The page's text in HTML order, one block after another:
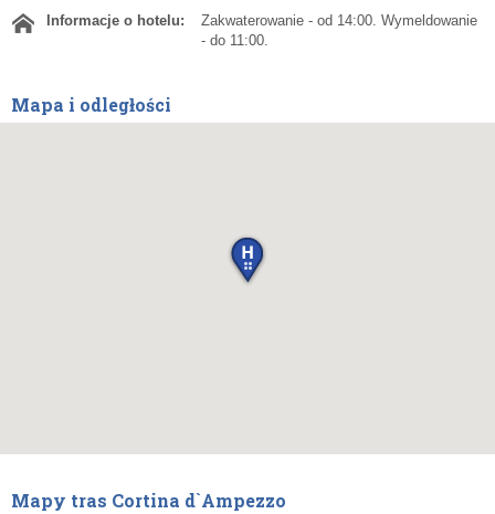
Informacje o hotelu:
Zakwaterowanie - od 14:00. Wymeldowanie
- do 11:00.
Mapa i odległości
Mapy tras Cortina d`Ampezzo